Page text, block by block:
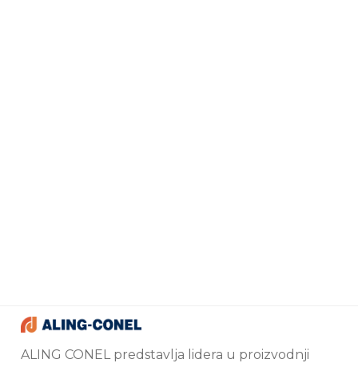
ALING CONEL predstavlja lidera u proizvodnji